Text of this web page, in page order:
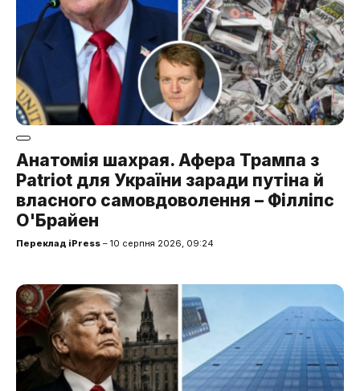
Анатомія шахрая. Афера Трампа з
Patriot для України заради путіна й
власного самовдоволення – Філліпс
О'Брайен
Переклад iPress – 10 серпня 2026, 09:24